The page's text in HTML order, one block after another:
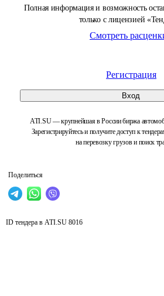
Полная информация и возможность
только с лицензией
Смотреть
Регистрация
Вход
ATI.SU — крупнейшая в России биржа
Зарегистрируйтесь и получите доступ к
на перевозку грузов и поиск
Поделиться
ID тендера в ATI.SU 8016